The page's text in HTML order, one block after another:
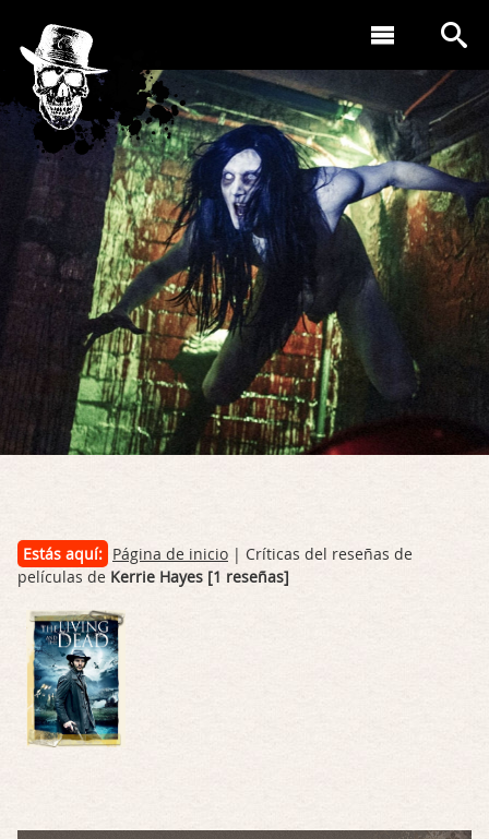
Estás aquí: Página de inicio | Críticas del reseñas de
películas de Kerrie Hayes [1 reseñas]